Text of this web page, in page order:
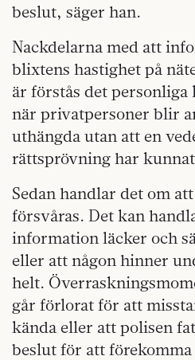
beslut, säger han.
Nackdelarna med att
blixtens hastighet på
är förstås det
när privatpersoner blir
uthängda utan att en
rättsprövning har
Sedan handlar det om
försvåras. Det kan
information läcker och
eller att någon hinner
helt.
går förlorat för att
kända eller att polisen
beslut för att